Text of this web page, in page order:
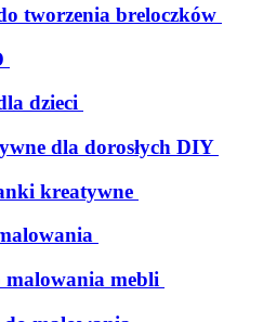
tworzenia breloczków
dzieci
dla dorosłych DIY
kreatywne
malowania mebli